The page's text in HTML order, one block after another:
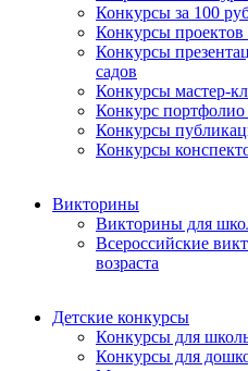
Конкурсы за 100
Конкурсы проектов
Конкурсы
садов
Конкурсы мастер-
Конкурс
Конкурсы
Конкурсы
Викторины
Викторины для
Всероссийские
возраста
Детские конкурсы
Конкурсы для
Конкурсы для